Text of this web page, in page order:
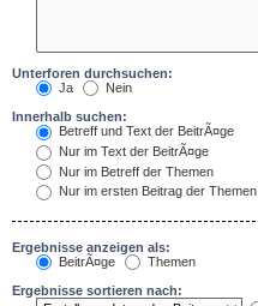
Unterforen durchsuchen:
Ja
Nein
Innerhalb suchen:
Betreff und Text der BeitrÃ¤ge
Nur im Text der BeitrÃ¤ge
Nur im Betreff der Themen
Nur im ersten Beitrag der Themen
Ergebnisse anzeigen als:
BeitrÃ¤ge
Themen
Ergebnisse sortieren nach: